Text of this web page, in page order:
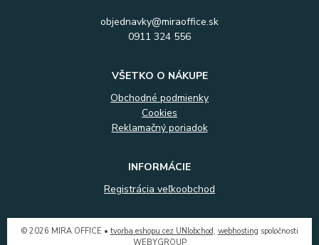
objednavky@miraoffice.sk
0911 324 556
VŠETKO O NÁKUPE
Obchodné podmienky
Cookies
Reklamačný poriadok
INFORMÁCIE
Registrácia veľkoobchod
© 2026 MIRA OFFICE • tvorba eshopu cez UNIobchod, webhosting spoločnosti
WEBYGROUP